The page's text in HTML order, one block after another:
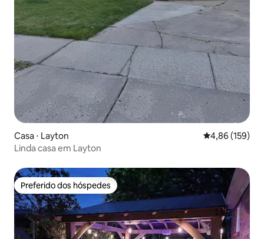
Casa ⋅ Layton 4,86 de uma
4,86 (159)
Linda casa em Layton
Preferido dos hóspedes
Preferido dos hóspedes